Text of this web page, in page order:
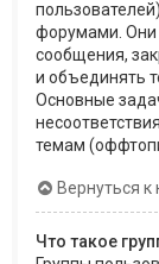
форумами. Они
сообщения,
и объединять
Основные
темам
Вернуться к
Что такое